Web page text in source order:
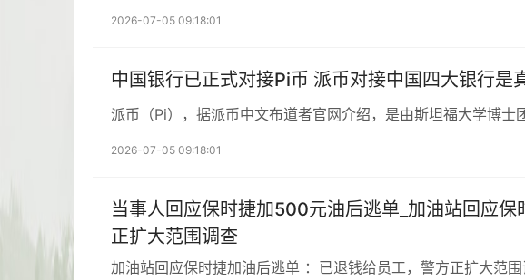
2026-07-05 09:18:01
中国银行已正式对接Pi币 派币对接中国四大银行是
派币（Pi），据派币中文布道者官网介绍，是由斯坦福大学博士
2026-07-05 09:18:01
当事人回应保时捷加500元油后逃单_加油站回应
正扩大范围调查
加油站回应保时捷加油后逃单 ：已退钱给员工，警方正扩大范